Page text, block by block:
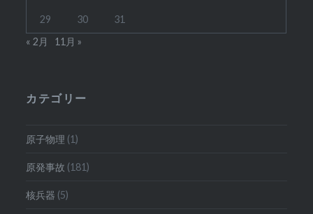
29 30
31
« 2月
11月 »
カテゴリー
原子物理 (1)
原発事故 (181)
核兵器 (5)